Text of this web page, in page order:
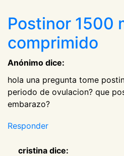
Postinor 1500
comprimido
Anónimo dice:
hola una pregunta tome
periodo de ovulacion? que
embarazo?
Responder
cristina dice: